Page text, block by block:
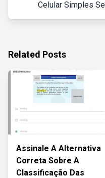
Celular Simples
Related Posts
Assinale A Alternativa
Correta Sobre A
Classificação Das